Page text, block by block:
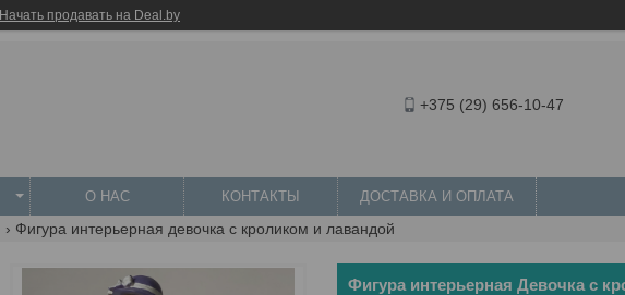
Начать продавать на Deal.by
+375 (29) 656-10-47
О НАС КОНТАКТЫ ДОСТАВКА И ОПЛАТА
Фигура интерьерная девочка с кроликом и лавандой
Фигура интерьерная Девочка с